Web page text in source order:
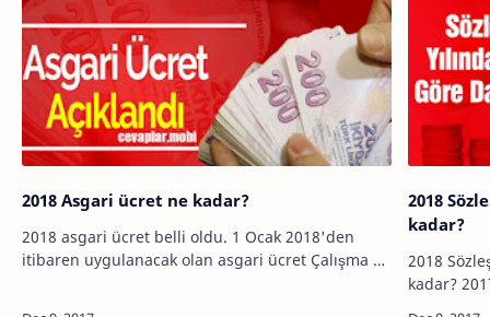
2018 Asgari ücret ne kadar?
2018 asgari ücret belli oldu. 1 Ocak 2018'den
itibaren uygulanacak olan asgari ücret Çalışma ve
2018
kadar?
2018
kadar? 2017 yılı içerisinde sözleşmeli öğretmenler